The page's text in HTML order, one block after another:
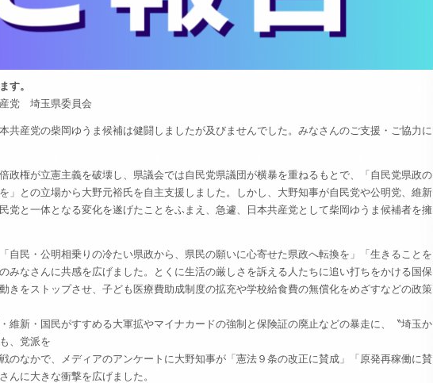
す。
県委員会
共産党の柴岡ゆうま候補は健闘しましたが及びませんでした。みなさんのご支援・ご協力に
政権が立憲主義を破壊し、県議会では自民党県議団が横暴を重ねるもとで、「自民党県政の
」との立場から大野元裕氏を自主支援しました。しかし、大野知事が自民党や公明党、維新
党と一体となる変化を遂げたことをふまえ、急遽、日本共産党として柴岡ゆうま候補者を擁
自民・公明相乗りの冷たい県政から、県民の願いに心寄せた県政へ転換を」「生きることを
みなさんに共感を広げました。とくに生活の厳しさを訴える人たちに追い打ちをかける国保
きをストップさせ、子ども医療費助成制度の拡充や学校給食費の無償化をめざすなどの政策
維新・国民がすすめる大軍拡やマイナカードの強制と保険証の廃止などの暴走に、〝埼玉か
、党派を
のなかで、メディアのアンケートに大野知事が「憲法９条の改正に賛成」「原発再稼働に賛
んに大きな衝撃を広げました。